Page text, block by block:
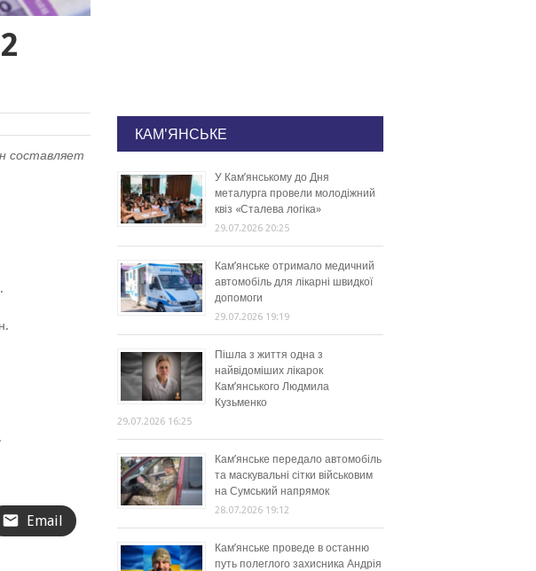
составляет
Email
КАМ'ЯНСЬКЕ
У Кам’янському до Дня
металурга провели молодіжний
квіз «Сталева логіка»
29.07.2026 20:25
Кам’янське отримало медичний
автомобіль для лікарні швидкої
допомоги
29.07.2026 19:19
Пішла з життя одна з
найвідоміших лікарок
Кам’янського Людмила
Кузьменко
29.07.2026 16:25
Кам’янське передало автомобіль
та маскувальні сітки військовим
на Сумський напрямок
28.07.2026 19:12
Кам’янське проведе в останню
путь полеглого захисника Андрія